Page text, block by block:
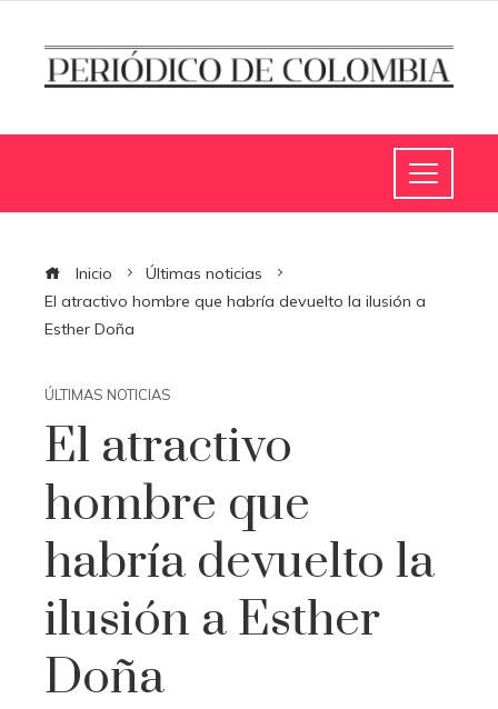
Inicio
Últimas noticias
El atractivo hombre que habría devuelto la ilusión a
Esther Doña
ÚLTIMAS NOTICIAS
El atractivo
hombre que
habría devuelto la
ilusión a Esther
Doña